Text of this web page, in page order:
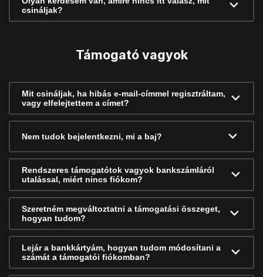
csináljak?
Támogató vagyok
Mit csináljak, ha hibás e-mail-címmel regisztráltam,
vagy elfelejtettem a címet?
Nem tudok bejelentkezni, mi a baj?
Rendszeres támogatótok vagyok bankszámláról
utalással, miért nincs fiókom?
Szeretném megváltoztatni a támogatási összeget,
hogyan tudom?
Lejár a bankkártyám, hogyan tudom módosítani a
számát a támogatói fiókomban?